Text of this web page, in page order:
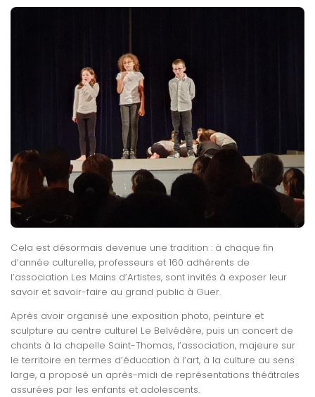
Cela est désormais devenue une tradition : à chaque fin
d’année culturelle, professeurs et 160 adhérents de
l’association Les Mains d’Artistes, sont invités à exposer leur
savoir et savoir-faire au grand public à Guer.
Après avoir organisé une exposition photo, peinture et
sculpture au centre culturel Le Belvédère, puis un concert de
chants à la chapelle Saint-Thomas, l’association, majeure sur
le territoire en termes d’éducation à l’art, à la culture au sens
large, a proposé un après-midi de représentations théâtrales
assurées par les enfants et adolescents.